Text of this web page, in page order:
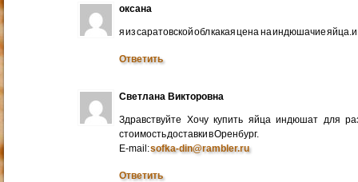
оксана
я из саратовской обл какая цена на индюшачие яйца.и
Ответить
Светлана Викторовна
Здравствуйте Хочу купить яйца индюшат для
стоимость доставки в Оренбург.
E-mail:sofka-din@rambler.ru
Ответить